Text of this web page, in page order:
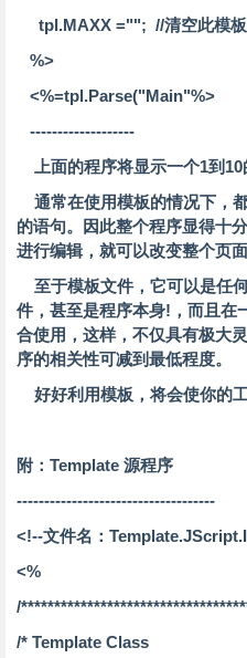
tpl.MAXX =""; //清空此模板
%>
<%=tpl.Parse("Main"%>
-------------------
上面的程序将显示一个1到10
通常在使用模板的情况下，
的语句。因此整个程序显得十
进行编辑，就可以改变整个页面
至于模板文件，它可以是任
件，甚至是程序本身!，而且在
合使用，这样，不仅具有极大
序的相关性可减到最低程度。
好好利用模板，将会使你的工
附：Template 源程序
------------------------------------
<!--文件名：
<%
/
/* Template